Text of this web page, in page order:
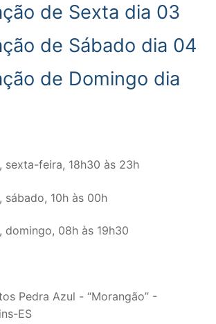
de Sexta dia 03
de Sábado dia 04
de Domingo dia
sexta-feira, 18h30 às 23h
10h às 00h
domingo, 08h às 19h30
Pedra Azul - “Morangão” -
ES